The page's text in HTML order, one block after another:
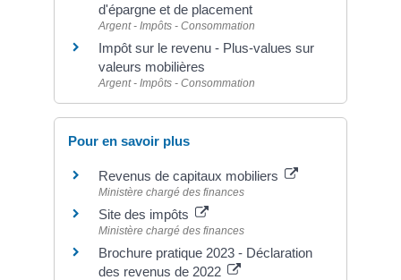
d'épargne et de placement
Argent - Impôts - Consommation
Impôt sur le revenu - Plus-values sur
valeurs mobilières
Argent - Impôts - Consommation
Pour en savoir plus
Revenus de capitaux mobiliers
Ministère chargé des finances
Site des impôts
Ministère chargé des finances
Brochure pratique 2023 - Déclaration
des revenus de 2022